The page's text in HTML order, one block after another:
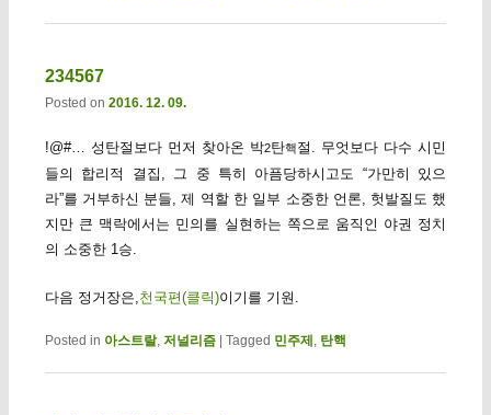
234567
Posted on 2016. 12. 09.
!@#… 성탄절보다 먼저 찾아온 박2탄핵절. 무엇보다 다수 시민
들의 합리적 결집, 그 중 특히 아픔당하시고도 “가만히 있으
라”를 거부하신 분들, 제 역할 한 일부 소중한 언론, 헛발질도 했
지만 큰 맥락에서는 민의를 실현하는 쪽으로 움직인 야권 정치
의 소중한 1승.
다음 정거장은,천국편(클릭)이기를 기원.
Posted in 아스트랄, 저널리즘 Tagged 민주제 , 탄핵